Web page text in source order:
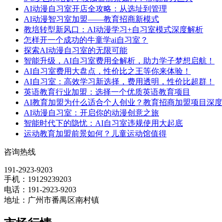
AI动漫自习室开店全攻略：从选址到管理
AI动漫智习室加盟——教育招商新模式
教培转型新风口：AI动漫学习+自习室模式深度解析
怎样开一个成功的牛童学ai自习室？
探索AI动漫自习室的无限可能
智能升级，AI自习室费用全解析，助力学子梦想启航！
AI自习室费用大盘点，性价比之王等你来体验！
AI自习室：高效学习新选择，费用透明，性价比超群！
英语教育行业加盟：选择一个优质英语教育项目
AI教育加盟为什么适合个人创业？教育招商加盟项目深
AI动漫自习室：开启你的动漫创意之旅
智能时代下的隐忧：AI自习室违规使用大起底
运动教育加盟前景如何？儿童运动馆值得
咨询热线
191-2923-9203
手机：19129239203
电话：191-2923-9203
地址：广州市番禺区南村镇